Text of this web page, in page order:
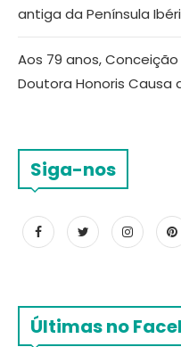
antiga da Península
Aos 79 anos,
Doutora Honoris Causa
Siga-nos
Últimas no